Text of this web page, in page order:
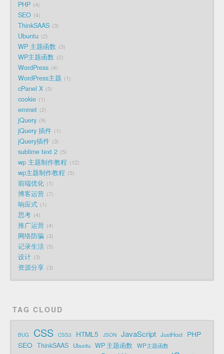
PHP 4
SEO 4
ThinkSAAS 3
Ubuntu 2
WP 主题函数 3
WP主题函数 2
WordPress 4
WordPress主题 1
cPanel X 5
cookie 1
emmet 2
jQuery 9
jQuery 插件 1
jQuery插件 3
sublime text 2 5
wp 主题制作教程 12
wp主题制作教程 5
前端优化 1
博客运营 7
响应式 1
思考 4
推广运营 4
网络防骗 3
记录生活 5
设计 3
资源分享 3
TAG CLOUD
BUG CSS CSS3 HTML5 JSON JavaScript JustHost
PHP
SEO ThinkSAAS Ubuntu WP 主题函数 WP主题函数